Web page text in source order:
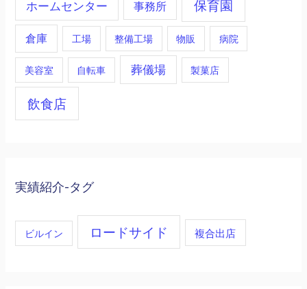
ホームセンター 事務所 保育園
倉庫 工場 整備工場 物販 病院
美容室 自転車 葬儀場 製菓店
飲食店
実績紹介-タグ
ビルイン ロードサイド 複合出店